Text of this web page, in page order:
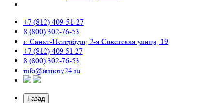
+7 (812) 409-51-27
8 (800) 302-76-53
г. Санкт-Петербург, 2-я Советская улица, 19
+7 (812) 409 51 27
8 (800) 302-76-53
info@armory24.ru
Назад